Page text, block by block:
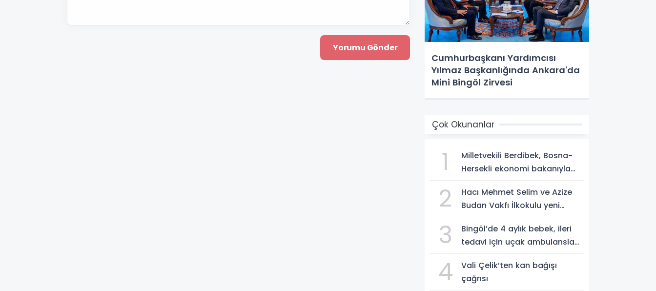
Cumhurbaşkanı Yardımcısı
Yılmaz Başkanlığında Ankara'da
Mini Bingöl Zirvesi
Çok Okunanlar
1
Milletvekili Berdibek, Bosna-
Hersekli ekonomi bakanıyla
2
Hacı Mehmet Selim ve Azize
Budan Vakfı İlkokulu yeni
3
Bingöl’de 4 aylık bebek, ileri
tedavi için uçak ambulansla
4
Vali Çelik’ten kan bağışı
çağrısı